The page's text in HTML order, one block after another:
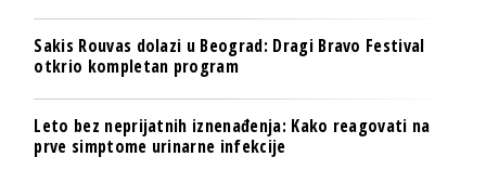
Sakis Rouvas dolazi u Beograd: Dragi Bravo Festival
otkrio kompletan program
Leto bez neprijatnih iznenađenja: Kako reagovati na
prve simptome urinarne infekcije